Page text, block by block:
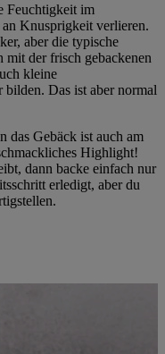
Feuchtigkeit im
Knusprigkeit verlieren.
aber die typische
mit der frisch gebackenen
kleine
Das ist aber normal
das Gebäck ist auch am
Highlight!
dann backe einfach nur
erledigt, aber du